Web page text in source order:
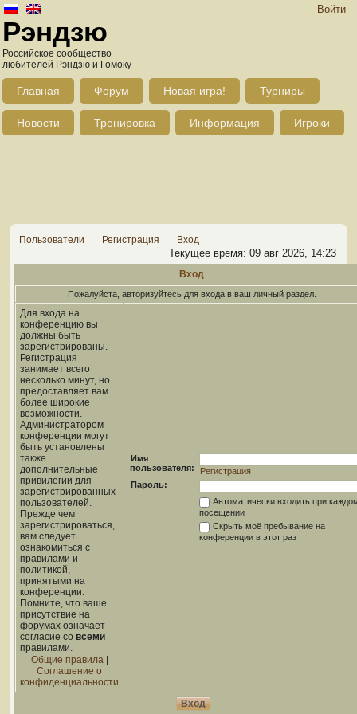
Войти
Рэндзю
Российское сообщество
любителей Рэндзю и Гомоку
Главная Форум Новая игра! Турниры
Новости Тренировка Информация Игроки
Пользователи Регистрация Вход
Текущее время: 09 авг 2026, 14:23
Вход
Пожалуйста, авторизуйтесь для входа в ваш личный раздел.
Для входа на
конференцию вы
должны быть
зарегистрированы.
Регистрация
занимает всего
несколько минут, но
предоставляет вам
более широкие
возможности.
Администратором
конференции могут
быть установлены
также
дополнительные
привилегии для
зарегистрированных
пользователей.
Прежде чем
зарегистрироваться,
вам следует
ознакомиться с
правилами и
политикой,
принятыми на
конференции.
Помните, что ваше
присутствие на
форумах означает
согласие со всеми
правилами.
Общие правила|
Соглашение о
конфиденциальности
Имя
пользователя:
Регистрация
Пароль:
Автоматически входить при
посещении
Скрыть моё пребывание на
конференции в этот раз